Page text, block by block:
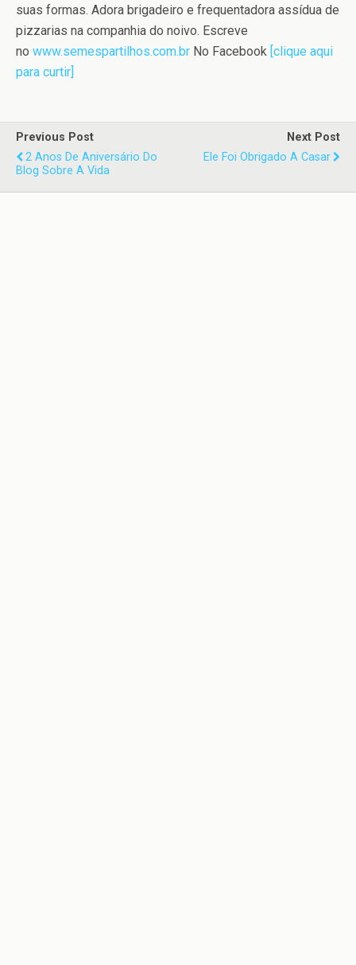
suas formas. Adora brigadeiro e frequentadora assídua de
pizzarias na companhia do noivo. Escreve
no www.semespartilhos.com.br No Facebook [clique aqui
para curtir]
Previous Post
2 Anos De Aniversário Do
Blog Sobre A Vida
Next Post
Ele Foi Obrigado A Casar